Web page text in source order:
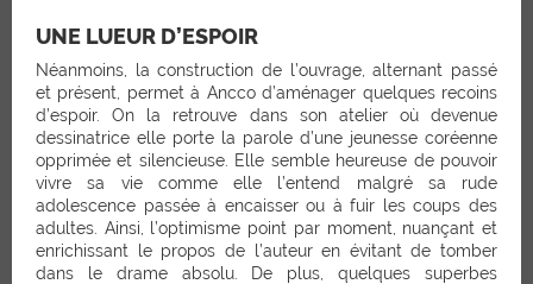
UNE LUEUR D’ESPOIR
Néanmoins, la construction de l’ouvrage, alternant passé
et présent, permet à Ancco d’aménager quelques recoins
d’espoir. On la retrouve dans son atelier où devenue
dessinatrice elle porte la parole d’une jeunesse coréenne
opprimée et silencieuse. Elle semble heureuse de pouvoir
vivre sa vie comme elle l’entend malgré sa rude
adolescence passée à encaisser ou à fuir les coups des
adultes. Ainsi, l’optimisme point par moment, nuançant et
enrichissant le propos de l’auteur en évitant de tomber
dans le drame absolu. De plus, quelques superbes